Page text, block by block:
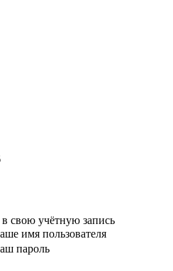
свою учётную запись
имя пользователя
пароль